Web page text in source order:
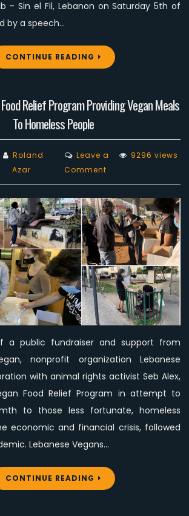
– Sin el Fil, Lebanon on Saturday 5th of
by a speech…
CONTINUE READING
Relief Program Providing Vegan Meals
To Homeless People
Roland
Azar
Leave a
Commenton
Lebanese
Vegans
Food
Relief
Program
Providing
Vegan
Meals
To
Homeless
9296 views
a public fundraiser and support from
nonprofit organization Lebanese
with animal rights activist Seb Alex,
Food Relief Program in attempt to
to those less fortunate, homeless
economic and financial crisis, followed
Lebanese Vegans…
CONTINUE READING